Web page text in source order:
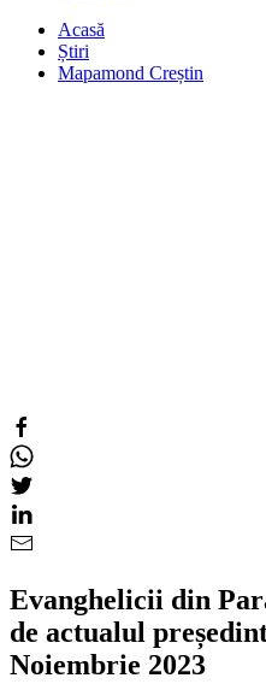
Acasă
Știri
Mapamond Creștin
Evanghelicii din
de actualul
Noiembrie 2023